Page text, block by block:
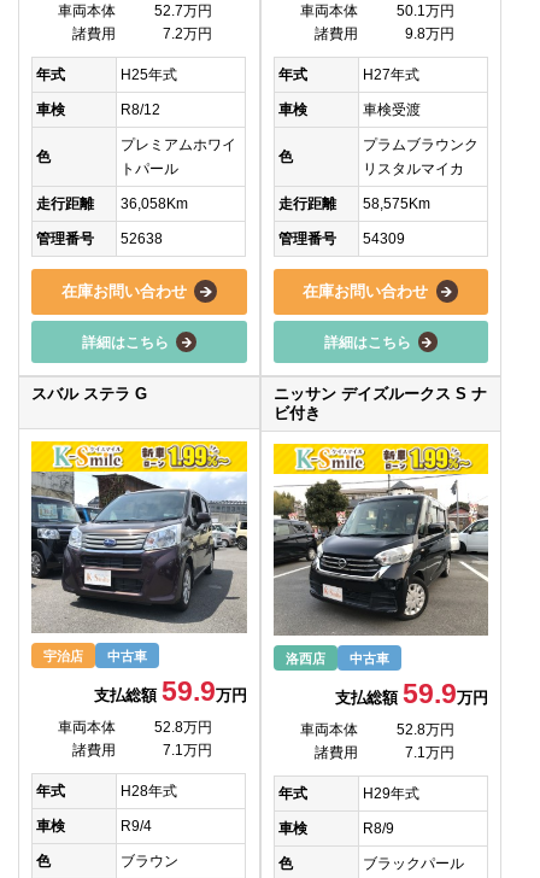
車両本体
52.7万円
諸費用
7.2万円
年式 H25年式
車検 R8/12
色
プレミアムホワイ
トパール
走行距離 36,058Km
管理番号 52638
在庫お問い合わせ
詳細はこちら
車両本体
50.1万円
諸費用
9.8万円
年式 H27年式
車検 車検受渡
色
プラムブラウンク
リスタルマイカ
走行距離 58,575Km
管理番号 54309
在庫お問い合わせ
詳細はこちら
スバル ステラ G
宇治店 中古車
支払総額 59.9万円
車両本体
52.8万円
諸費用
7.1万円
年式 H28年式
車検 R9/4
色 ブラウン
ニッサン デイズルークス S ナ
ビ付き
洛西店 中古車
支払総額59.9万円
車両本体
52.8万円
諸費用
7.1万円
年式 H29年式
車検 R8/9
色 ブラックパール